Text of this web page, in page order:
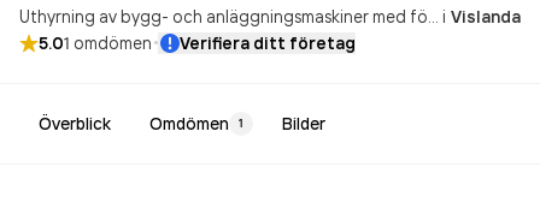
i Vislanda
5.01 omdömen· Verifiera ditt företag
Överblick Omdömen 1 Bilder